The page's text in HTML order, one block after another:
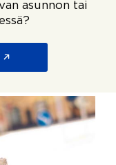
asunnon tai